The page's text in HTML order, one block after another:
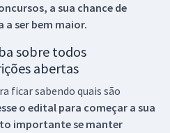
a sua chance de
a ser bem maior.
sobre todos
abertas
ficar sabendo quais são
o edital para começar a sua
importante se manter